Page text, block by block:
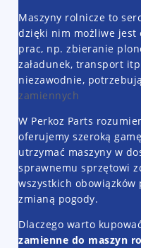
Maszyny rolnicze to
dzięki nim możliwe jest
prac, np. zbieranie
załadunek, transport
niezawodnie,
zamiennych
W Perkoz Parts
oferujemy szeroką
utrzymać maszyny w
sprawnemu sprzętowi
wszystkich
zmianą pogody.
Dlaczego warto
zamienne do maszyn